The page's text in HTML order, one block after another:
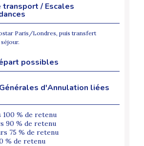
transport / Escales
Paris/Londres, puis transfert
possibles
d'Annulation liées
100 % de retenu
90 % de retenu
75 % de retenu
% de retenu